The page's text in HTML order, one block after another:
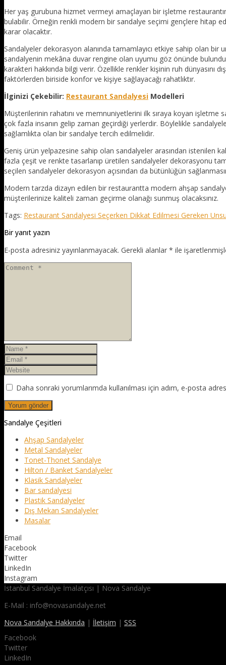
Her yaş gurubuna hizmet vermeyi amaçlayan bir işletme
bulabilir. Örneğin renkli modern bir sandalye seçimi gençlere hitap
karar olacaktır.
Sandalyeler dekorasyon alanında tamamlayıcı etkiye sahip olan bir
sandalyenin mekâna duvar rengine olan uyumu göz önünde
karakteri hakkında bilgi verir. Özellikle renkler kişinin ruh dünyasını
faktörlerden biriside konfor ve kişiye sağlayacağı rahatlıktır.
İlginizi Çekebilir: Restaurant Sandalyesi Modelleri
Müşterilerinin rahatını ve memnuniyetlerini ilk sıraya koyan
çok fazla insanın gelip zaman geçirdiği yerlerdir. Böylelikle
sağlamlıkta olan bir sandalye tercih edilmelidir.
Geniş ürün yelpazesine sahip olan sandalyeler arasından istenilen
fazla çeşit ve renkte tasarlanıp üretilen sandalyeler dekorasyonu
seçilen sandalyeler dekorasyon açısından da bütünlüğün
Modern tarzda dizayn edilen bir restaurantta modern ahşap
müşterilerinize kaliteli zaman geçirme olanağı sunmuş olacaksınız.
Tags: Restaurant Sandalyesi Seçerken Dikkat Edilmesi Gereken
Bir yanıt yazın
E-posta adresiniz yayınlanmayacak. Gerekli alanlar * ile
Daha sonraki yorumlarımda kullanılması için adım, e-posta
Sandalye Çeşitleri
Ahşap Sandalyeler
Metal Sandalyeler
Tonet-Thonet Sandalye
Hilton / Banket Sandalyeler
Klasik Sandalyeler
Bar sandalyesi
Plastik Sandalyeler
Dış Mekan Sandalyeler
Masalar
Email
Facebook
Twitter
LinkedIn
Instagram
İstanbul Sandalye İmalatçısı | Nova Sandalye
E-Mail : info@novasandalye.net
Nova Sandalye Hakkında | İletişim | SSS
Facebook
Twitter
LinkedIn